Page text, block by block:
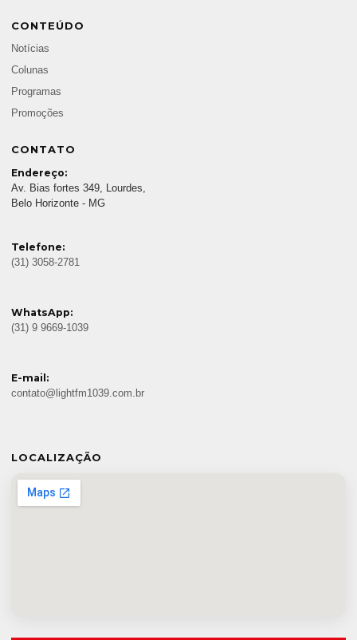
CONTEÚDO
Notícias
Colunas
Programas
Promoções
CONTATO
Endereço:
Av. Bias fortes 349, Lourdes,
Belo Horizonte - MG
Telefone:
(31) 3058-2781
WhatsApp:
(31) 9 9669-1039
E-mail:
contato@lightfm1039.com.br
LOCALIZAÇÃO